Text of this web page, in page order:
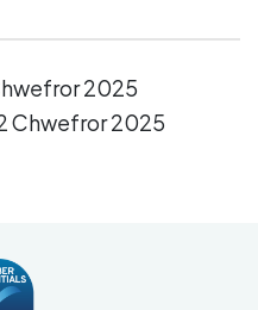
2025
Chwefror 2025